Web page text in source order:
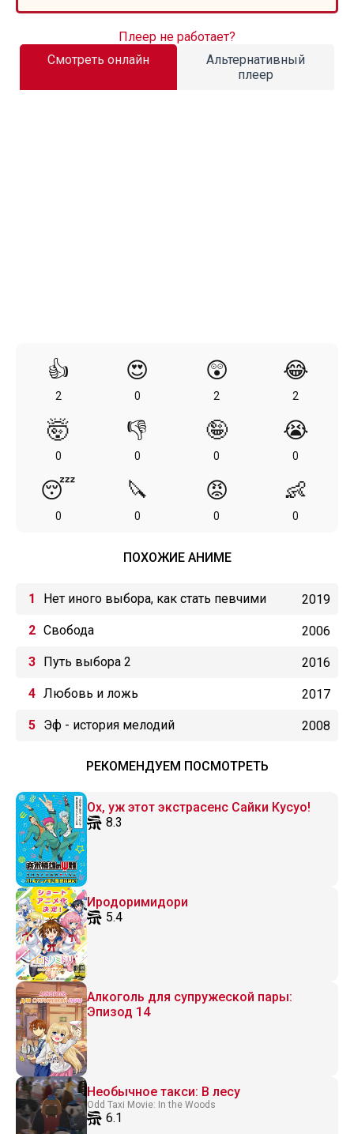
Смотреть онлайн
Альтернативный
плеер
Плеер не работает?
👍
2
😍
0
😲
2
😂
2
🤯
0
👎
0
🤪
0
😭
0
😴
0
🔪
0
😡
0
👶
0
ПОХОЖИЕ АНИМЕ
Нет иного выбора, как стать певчими
зверями!
2019
Свобода 2006
Путь выбора 2 2016
Любовь и ложь 2017
Эф - история мелодий 2008
РЕКОМЕНДУЕМ ПОСМОТРЕТЬ
Ох, уж этот экстрасенс Сайки Кусуо!
8.3
Иродоримидори
5.4
Алкоголь для супружеской пары:
Эпизод 14
Необычное такси: В лесу
Odd Taxi Movie: In the Woods
6.1